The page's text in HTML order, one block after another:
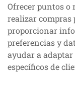
Ofrecer puntos o
realizar compras
proporcionar
preferencias y
ayudar a
específicos de